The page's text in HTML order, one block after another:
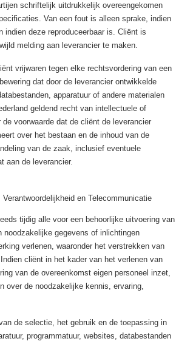
schriftelijk uitdrukkelijk overeengekomen
Van een fout is alleen sprake, indien
indien deze reproduceerbaar is. Cliënt is
melding aan leverancier te maken.
vrijwaren tegen elke rechtsvordering van een
dat door de leverancier ontwikkelde
apparatuur of andere materialen
geldend recht van intellectuele of
voorwaarde dat de cliënt de leverancier
over het bestaan en de inhoud van de
van de zaak, inclusief eventuele
aan de leverancier.
en Telecommunicatie
tijdig alle voor een behoorlijke uitvoering van
noodzakelijke gegevens of inlichtingen
verlenen, waaronder het verstrekken van
cliënt in het kader van het verlenen van
van de overeenkomst eigen personeel inzet,
over de noodzakelijke kennis, ervaring,
de selectie, het gebruik en de toepassing in
programmatuur, websites, databestanden